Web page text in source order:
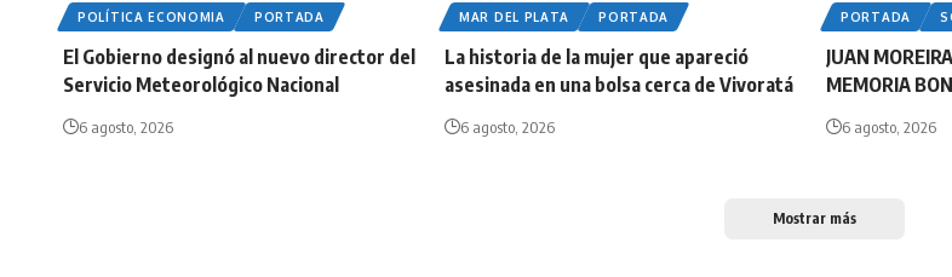
POLÍTICA ECONOMIA PORTADA
El Gobierno designó al nuevo director del
Servicio Meteorológico Nacional
6 agosto, 2026
MAR DEL PLATA PORTADA
La historia de la mujer que apareció
asesinada en una bolsa cerca de Vivoratá
6 agosto, 2026
PORTADA
JUAN
MEMORIA
6 agosto, 2026
Mostrar más